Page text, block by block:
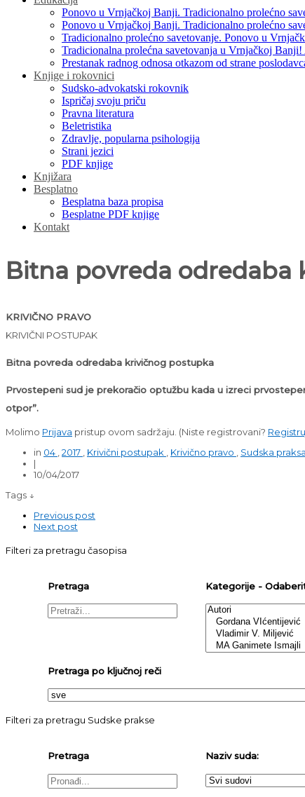
Ponovo u Vrnjačkoj Banji. Tradicionalno prolećno
Ponovo u Vrnjačkoj Banji. Tradicionalno prolećno
Tradicionalno prolećno savetovanje. Ponovo u
Tradicionalna prolećna savetovanja u Vrnjačkoj
Prestanak radnog odnosa otkazom od strane
Knjige i rokovnici
Sudsko-advokatski rokovnik
Ispričaj svoju priču
Pravna literatura
Beletristika
Zdravlje, popularna psihologija
Strani jezici
PDF knjige
Knjižara
Besplatno
Besplatna baza propisa
Besplatne PDF knjige
Kontakt
Bitna povreda odredaba
KRIVIČNO PRAVO
KRIVIČNI POSTUPAK
Bitna povreda odredaba krivičnog postupka
Prvostepeni sud je prekoračio optužbu kada u izreci
otpor”.
Molimo Prijava pristup ovom sadržaju. (Niste registrovani?
in 04 2017 Krivični postupak Krivično pravo
Sudska
|
10/04/2017
Tags ↓
Previous post
Next post
Filteri za pretragu časopisa
Pretraga Kategorije -
Pretraga po ključnoj reči
Filteri za pretragu Sudske prakse
Pretraga Naziv suda: